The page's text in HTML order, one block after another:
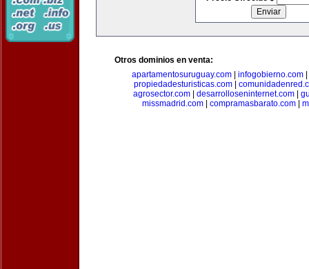
Otros dominios en venta:
apartamentosuruguay.com
infogobierno.com
propiedadesturisticas.com|
agrosector.com
desarrolloseninternet.com
missmadrid.com| compramasbarato.com|